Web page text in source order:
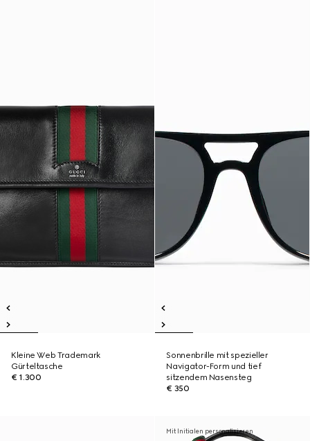
Kleine Web Trademark
Gürteltasche
€ 1.300
Sonnenbrille mit spezieller
Navigator-Form und tief
sitzendem Nasensteg
€ 350
Mit Initialen personalisieren